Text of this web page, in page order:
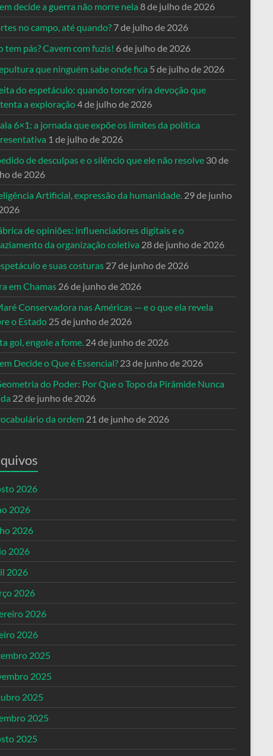
decide a guerra não morre nela 8 de julho de 2026
no campo, até quando? 7 de julho de 2026
tem pás? Cavem com fuzis! 6 de julho de 2026
que ninguém sabe onde fica 5 de julho de 2026
do espetáculo: quando torcer vira devoção que
a exploração4 de julho de 2026
6×1: a jornada que expõe os limites da política
1 de julho de 2026
de desculpas e o silêncio que ele não resolve 30 de
de 2026
Artificial, expressão da humanidade. 29 de junho
de opiniões: influenciadores digitais e o
da organização coletiva 28 de junho de 2026
e suas costuras 27 de junho de 2026
em Chamas 26 de junho de 2026
Conservadora nas Américas — e o que ela revela
o Estado 25 de junho de 2026
gol, engole a fome. 24 de junho de 2026
Decide o Que é Essencial? 23 de junho de 2026
do Poder: Por Que o Topo da Pirâmide Nunca
22 de junho de 2026
da ordem 21 de junho de 2026
2026
2026
2026
2026
2026
2026
2026
2026
2025
2025
2025
2025
2025